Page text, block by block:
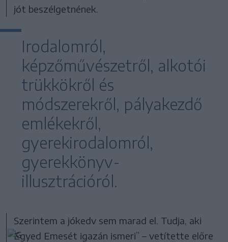
jót beszélgetnének.
Irodalomról,
képzőművészetről, alkotói
trükkökről és
módszerekről, pályakezdő
emlékekről,
gyerekirodalomról,
gyerekkönyv-
illusztrációról.
Szerintem a jókedv sem marad el. Tudja, aki
Egyed Emesét igazán ismeri” – vetítette előre